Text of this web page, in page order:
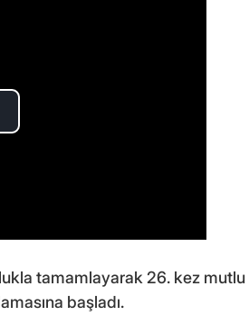
tamamlayarak 26. kez mutlu
başladı.